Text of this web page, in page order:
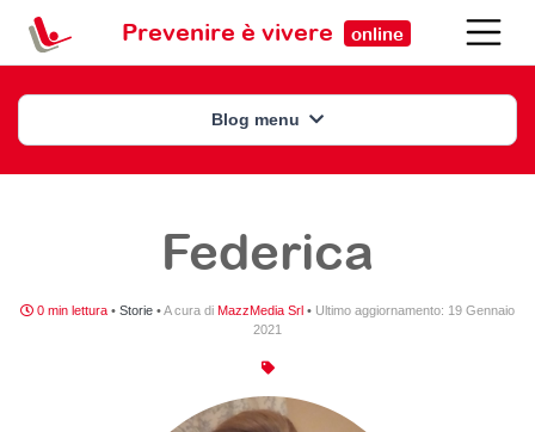
Prevenire è vivere online
Blog menu
Federica
0 min lettura • Storie •A cura di MazzMedia Srl • Ultimo aggiornamento: 19 Gennaio
2021